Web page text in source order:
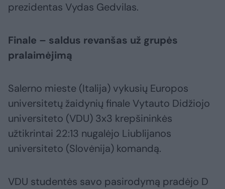
prezidentas Vydas Gedvilas.
Finale – saldus revanšas už grupės
pralaimėjimą
Salerno mieste (Italija) vykusių Europos
universitetų žaidynių finale Vytauto Didžiojo
universiteto (VDU) 3x3 krepšininkės
užtikrintai 22:13 nugalėjo Liublijanos
universiteto (Slovėnija) komandą.
VDU studentės savo pasirodymą pradėjo D